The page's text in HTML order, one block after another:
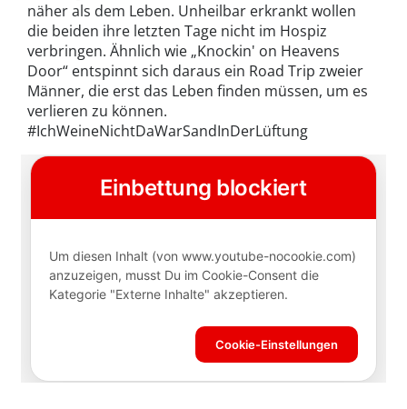
näher als dem Leben. Unheilbar erkrankt wollen
die beiden ihre letzten Tage nicht im Hospiz
verbringen. Ähnlich wie „Knockin' on Heavens
Door“ entspinnt sich daraus ein Road Trip zweier
Männer, die erst das Leben finden müssen, um es
verlieren zu können.
#IchWeineNichtDaWarSandInDerLüftung